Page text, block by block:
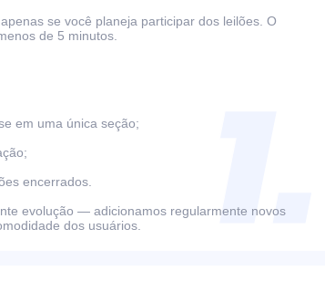
se você planeja participar dos leilões. O
de 5 minutos.
em uma única seção;
encerrados.
evolução — adicionamos regularmente novos
dos usuários.